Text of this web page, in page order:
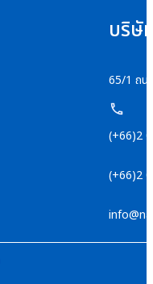
บริษั
65/1 ถน
(+66)2
(+66)2